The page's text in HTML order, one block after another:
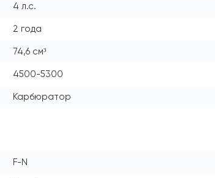
4 л.с.
2 года
74,6 см³
4500-5300
Карбюратор
F-N